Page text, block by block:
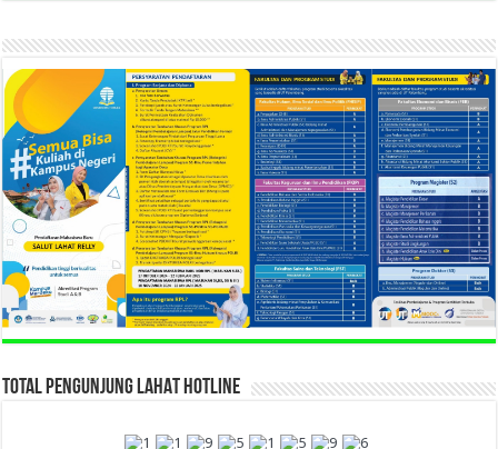
TOTAL PENGUNJUNG LAHAT HOTLINE